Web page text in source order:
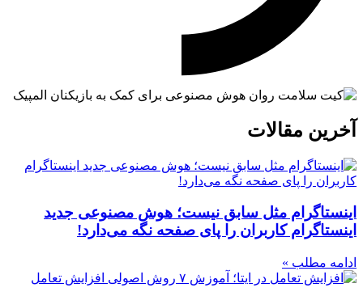
آخرین مقالات
اینستاگرام مثل سابق نیست؛ هوش مصنوعی جدید
اینستاگرام کاربران را پای صفحه نگه می‌دارد!
ادامه مطلب »